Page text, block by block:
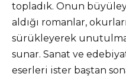
topladık. Onun
aldığı romanlar,
sürükleyerek
sunar. Sanat ve
eserleri ister baştan